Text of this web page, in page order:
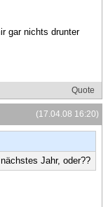
gar nichts drunter
Quote
(17.04.08 16:20)
Jahr, oder??